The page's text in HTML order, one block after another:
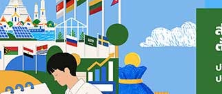
าชธานี แถลงผลการจับกุม นายสายใจ สบายใจ
นี และนายบี (นามสมมติ) อายุ 17 ปี สองนักวิ่งราว
พร้อมยึดรถจักรยานยนต์ฮอนด้า เวฟ สีแดงเทา